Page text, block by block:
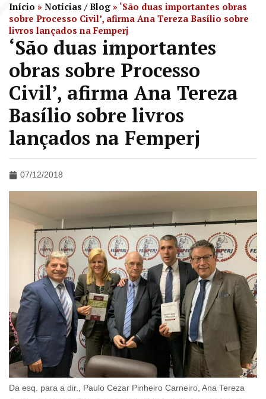
Início » Notícias / Blog » ‘São duas importantes obras
sobre Processo Civil’, afirma Ana Tereza Basílio sobre
livros lançados na Femperj
‘São duas importantes
obras sobre Processo
Civil’, afirma Ana Tereza
Basílio sobre livros
lançados na Femperj
07/12/2018
Da esq. para a dir., Paulo Cezar Pinheiro Carneiro, Ana Tereza